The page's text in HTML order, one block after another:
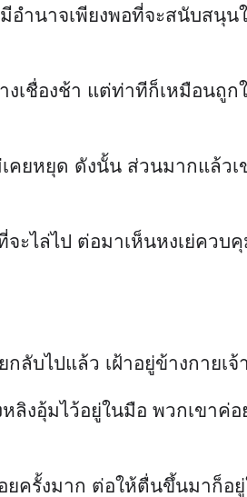
ำนาจเพียงพอที่จะสนับสนุ
ชื่องช้า แต่ท่าทีก็เหมือนถูก
หยุด ดังนั้น ส่วนมากแล้วเ
ไล่ไป ต่อมาเห็นหงเย่คว
ลับไปแล้ว เฝ้าอยู่ข้างกายเจ้